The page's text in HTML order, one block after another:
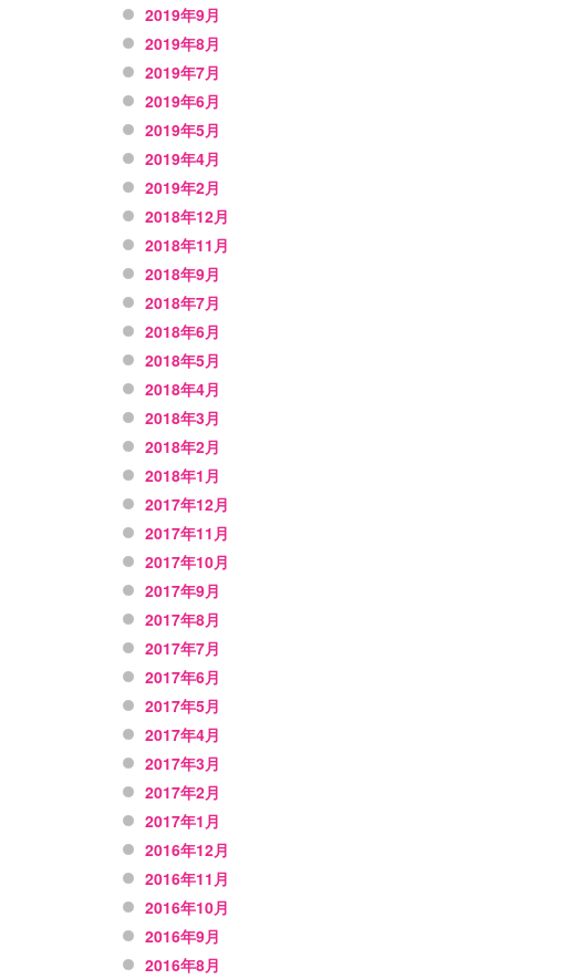
2019年9月
2019年8月
2019年7月
2019年6月
2019年5月
2019年4月
2019年2月
2018年12月
2018年11月
2018年9月
2018年7月
2018年6月
2018年5月
2018年4月
2018年3月
2018年2月
2018年1月
2017年12月
2017年11月
2017年10月
2017年9月
2017年8月
2017年7月
2017年6月
2017年5月
2017年4月
2017年3月
2017年2月
2017年1月
2016年12月
2016年11月
2016年10月
2016年9月
2016年8月